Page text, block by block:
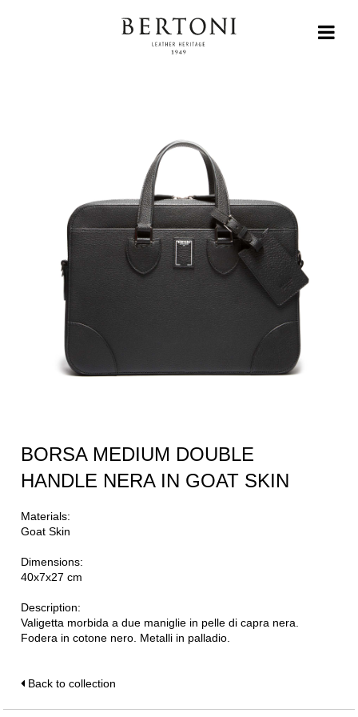
BORSA MEDIUM DOUBLE
HANDLE NERA IN GOAT SKIN
Materials:
Goat Skin
Dimensions:
40x7x27 cm
Description:
Valigetta morbida a due maniglie in pelle di capra nera.
Fodera in cotone nero. Metalli in palladio.
Back to collection